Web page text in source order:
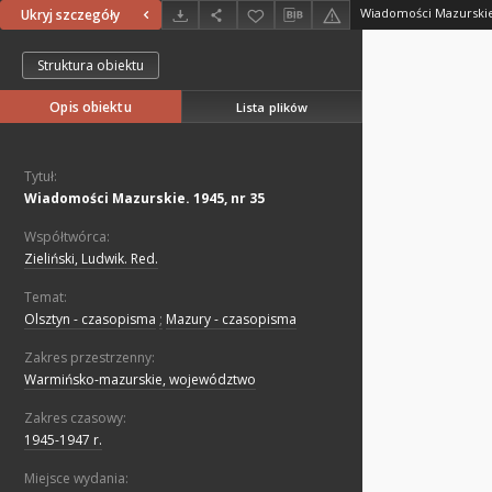
Ukryj szczegóły Wiadomości
Struktura obiektu
Opis obiektu Lista plików
Tytuł:
Wiadomości Mazurskie. 1945, nr 35
Współtwórca:
Zieliński, Ludwik. Red.
Temat:
Olsztyn - czasopisma ; Mazury - czasopisma
Zakres przestrzenny:
Warmińsko-mazurskie, województwo
Zakres czasowy:
1945-1947 r.
Miejsce wydania: